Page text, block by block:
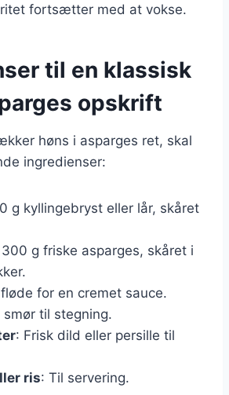
fortsætter med at vokse.
til en klassisk
opskrift
høns i asparges ret, skal
ingredienser:
g kyllingebryst eller lår, skåret
g friske asparges, skåret i
for en cremet sauce.
smør til stegning.
: Frisk dild eller persille til
ris: Til servering.